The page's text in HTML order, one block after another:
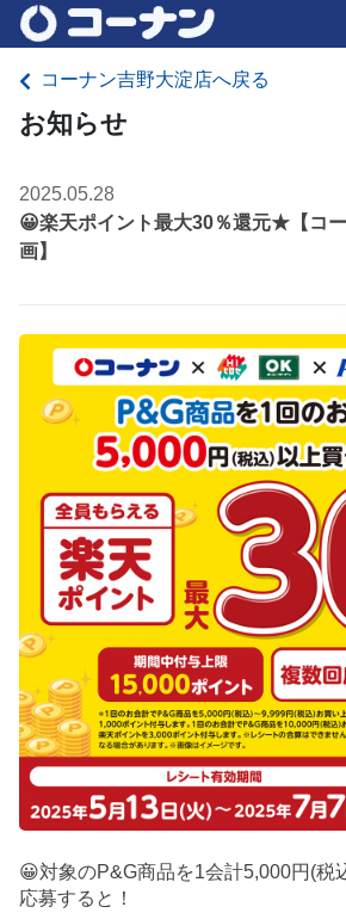
コーナン吉野大淀店へ戻る
お知らせ
2025.05.28
😀楽天ポイント最大30％還元★【コ
画】
😀対象のP&G商品を1会計5,000円(税
応募すると！